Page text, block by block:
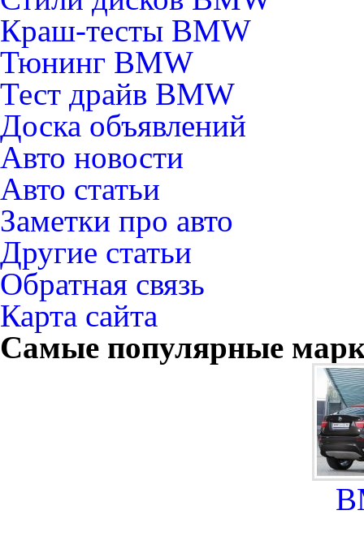
Краш-тесты BMW
Тюнинг BMW
Тест драйв BMW
Доска объявлений
Авто новости
Авто статьи
Заметки про авто
Другие статьи
Обратная связь
Карта сайта
Самые популярные